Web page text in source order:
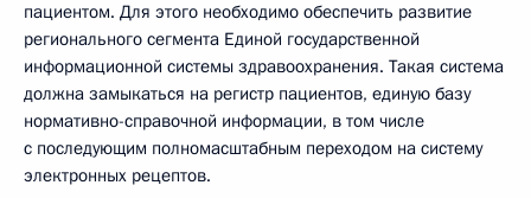
пациентом. Для этого необходимо обеспечить развитие
регионального сегмента Единой государственной
информационной системы здравоохранения. Такая система
должна замыкаться на регистр пациентов, единую базу
нормативно-справочной информации, в том числе
с последующим полномасштабным переходом на систему
электронных рецептов.